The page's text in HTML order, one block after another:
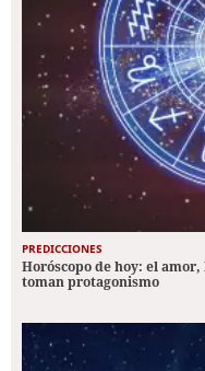
PREDICCIONES
Horóscopo de hoy: el
toman protagonismo